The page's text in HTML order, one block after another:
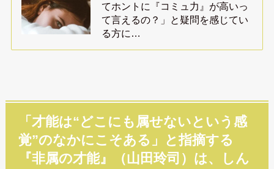
てホントに『コミュ力』が高いっ
て言えるの？」と疑問を感じてい
る方に…
「才能は“どこにも属せないという感
覚”のなかにこそある」と指摘する
『非属の才能』（山田玲司）は、しん